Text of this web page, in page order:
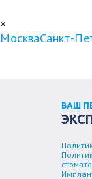
×
МоскваСанкт-
ВАШ